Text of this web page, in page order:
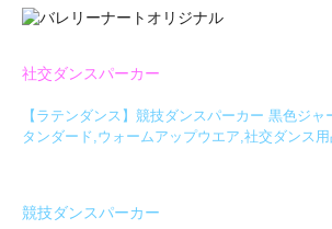
社交ダンスパーカー
【ラテンダンス】競技ダンスパーカー 黒色ジ
タンダード,ウォームアップウエア,社交ダンス用
競技ダンスパーカー